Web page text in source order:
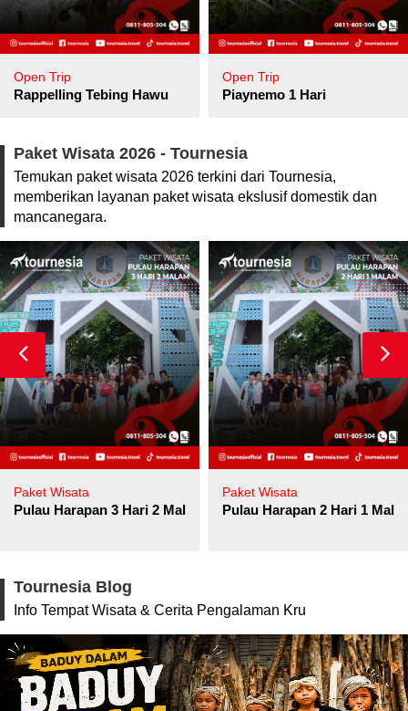
Open Trip
Rappelling Tebing Hawu
Open Trip
Piaynemo 1 Hari
Paket Wisata 2026 - Tournesia
Temukan paket wisata 2026 terkini dari Tournesia,
memberikan layanan paket wisata ekslusif domestik dan
mancanegara.
Paket Wisata
Pulau Harapan 3 Hari 2 Malam
Paket Wisata
Pulau Harapan 2 Hari 1
Tournesia Blog
Info Tempat Wisata & Cerita Pengalaman Kru